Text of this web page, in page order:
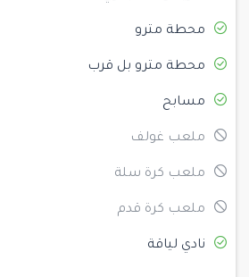
محطة مترو
محطة مترو بل قرب
مسابح
ملعب غولف
ملعب كرة سلة
ملعب كرة قدم
نادي لياقة